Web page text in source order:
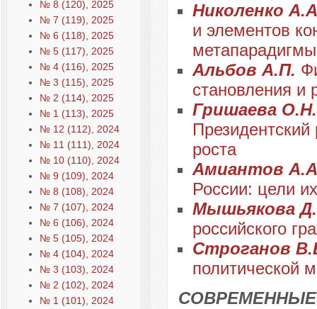
№ 8 (120), 2025
№ 7 (119), 2025
№ 6 (118), 2025
№ 5 (117), 2025
№ 4 (116), 2025
№ 3 (115), 2025
№ 2 (114), 2025
№ 1 (113), 2025
№ 12 (112), 2024
№ 11 (111), 2024
№ 10 (110), 2024
№ 9 (109), 2024
№ 8 (108), 2024
№ 7 (107), 2024
№ 6 (106), 2024
№ 5 (105), 2024
№ 4 (104), 2024
№ 3 (103), 2024
№ 2 (102), 2024
№ 1 (101), 2024
Николенко
и элементов
Альбов А.П.
становления и
Гришаева
роста
Амиантов
России: цели
Мышьякова
российского
Строганов
политической